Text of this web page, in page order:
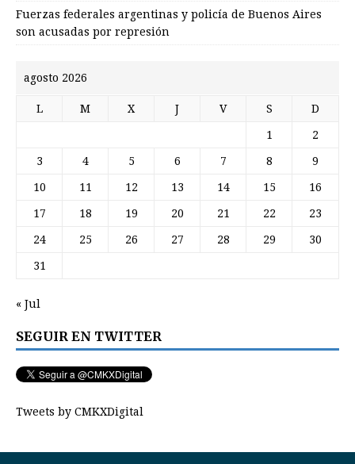
Fuerzas federales argentinas y policía de Buenos Aires
son acusadas por represión
agosto 2026
L M X J V S D
1 2
3 4 5 6 7 8 9
10 11 12 13 14 15 16
17 18 19 20 21 22 23
24 25 26 27 28 29 30
31
« Jul
SEGUIR EN TWITTER
Tweets by CMKXDigital